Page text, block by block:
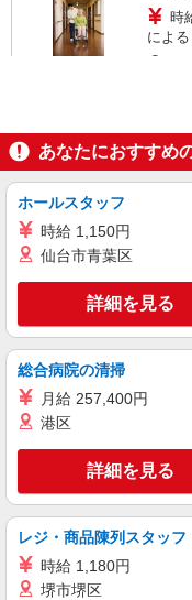
時
によ
他資
間外
彰金
の 大
キープ
派遣社員
株式会社kotrio /●OS-H2-
新加
時
通費
大
キープ
派遣社員
株式会社kotrio /●OS-H2-
<大阪
取り♪
時
通費全
あなたにおすすめ
ホールスタッフ
時給 1,150円
仙台市青葉区
詳細を見る
総合病院の清掃
月給 257,400円
港区
詳細を見る
レジ・商品陳列スタッフ
時給 1,180円
堺市堺区